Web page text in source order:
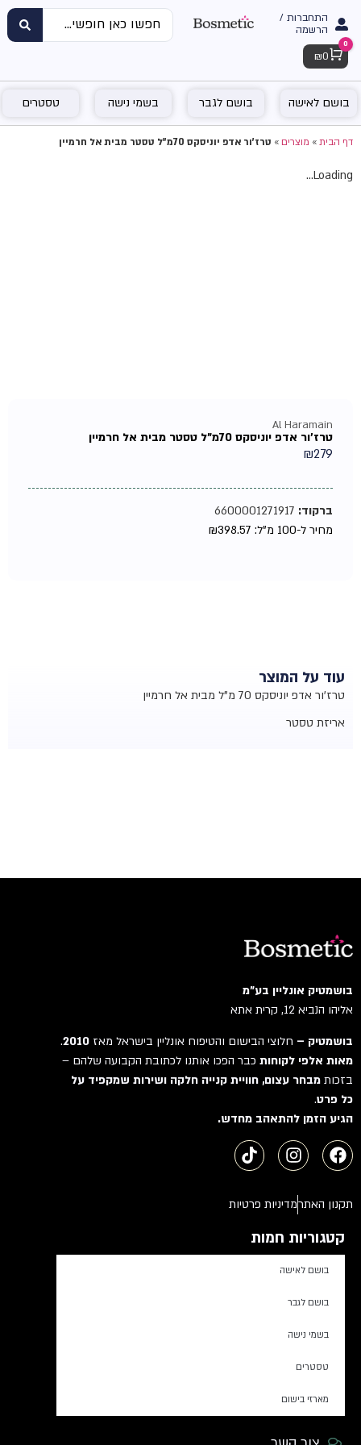
התחברות /
הרשמה
Cart
0
₪ 0
בושם לאישה בושם לגבר בשמי נישה טסטרים
דף הבית»מוצרים»טרז'ור אדפ יוניסקס 70מ"ל טסטר מבית אל חרמיין
Loading...
Al Haramain
טרז'ור אדפ יוניסקס 70מ"ל טסטר מבית אל חרמיין
₪279
ברקוד:6600001271917
מחיר ל-100 מ"ל:
₪398.57
עוד על המוצר
טרז'ור אדפ יוניסקס 70 מ"ל מבית אל חרמיין
אריזת טסטר
בושמטיק אונליין בע"מ
אליהו הנביא 12, קרית אתא
בושמטיק –חלוצי הבישום והטיפוח אונליין בישראל מאז2010
.
מאות אלפי לקוחותכבר הפכו אותנו לכתובת הקבועה שלהם –
בזכותמבחר עצום, חוויית קנייה חלקה ושירות שמקפיד על
כל פרט.
הגיע הזמן להתאהב מחדש.
תקנון האתרמדיניות פרטיות
קטגוריות חמות
בושם לאישה
בושם לגבר
בשמי נישה
טסטרים
מארזי בישום